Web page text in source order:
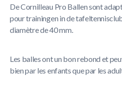
De Cornilleau Pro Ballen sont
pour trainingen in de
diamètre de 40 mm.
Les balles ont un bon rebond et
bien par les enfants que par les